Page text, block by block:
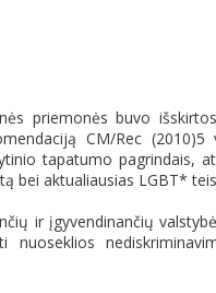
priemonės buvo
CM/Rec
tapatumo pagrindais,
bei aktualiausias LGBT*
ir įgyvendinančių
nuoseklios